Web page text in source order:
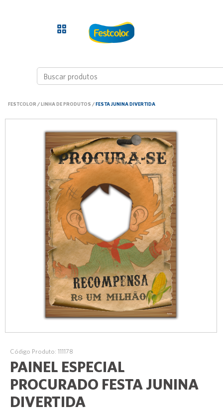
FESTCOLOR /LINHA DE PRODUTOS /FESTA JUNINA DIVERTIDA
Código Produto: 111178
PAINEL ESPECIAL
PROCURADO FESTA JUNINA
DIVERTIDA